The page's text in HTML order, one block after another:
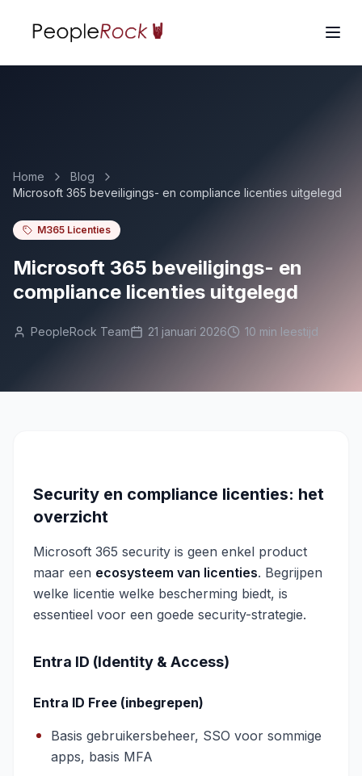
Home
Blog
Microsoft 365 beveiligings- en compliance licenties uitgelegd
M365 Licenties
Microsoft 365 beveiligings- en
compliance licenties uitgelegd
PeopleRock Team 21 januari 2026 10 min leestijd
Security en compliance licenties: het
overzicht
Microsoft 365 security is geen enkel product
maar een ecosysteem van licenties. Begrijpen
welke licentie welke bescherming biedt, is
essentieel voor een goede security-strategie.
Entra ID (Identity & Access)
Entra ID Free (inbegrepen)
Basis gebruikersbeheer, SSO voor sommige
apps, basis MFA